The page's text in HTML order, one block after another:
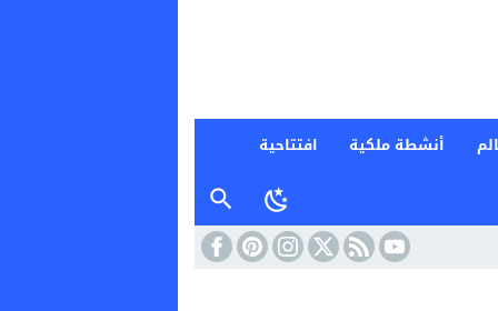
أنشطة ملكية افتتاحية